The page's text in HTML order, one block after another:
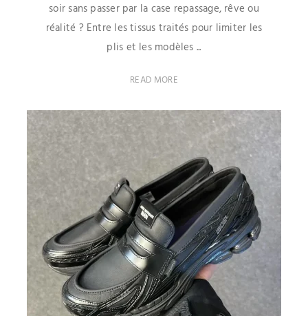
soir sans passer par la case repassage, rêve ou
réalité ? Entre les tissus traités pour limiter les
plis et les modèles ...
READ MORE